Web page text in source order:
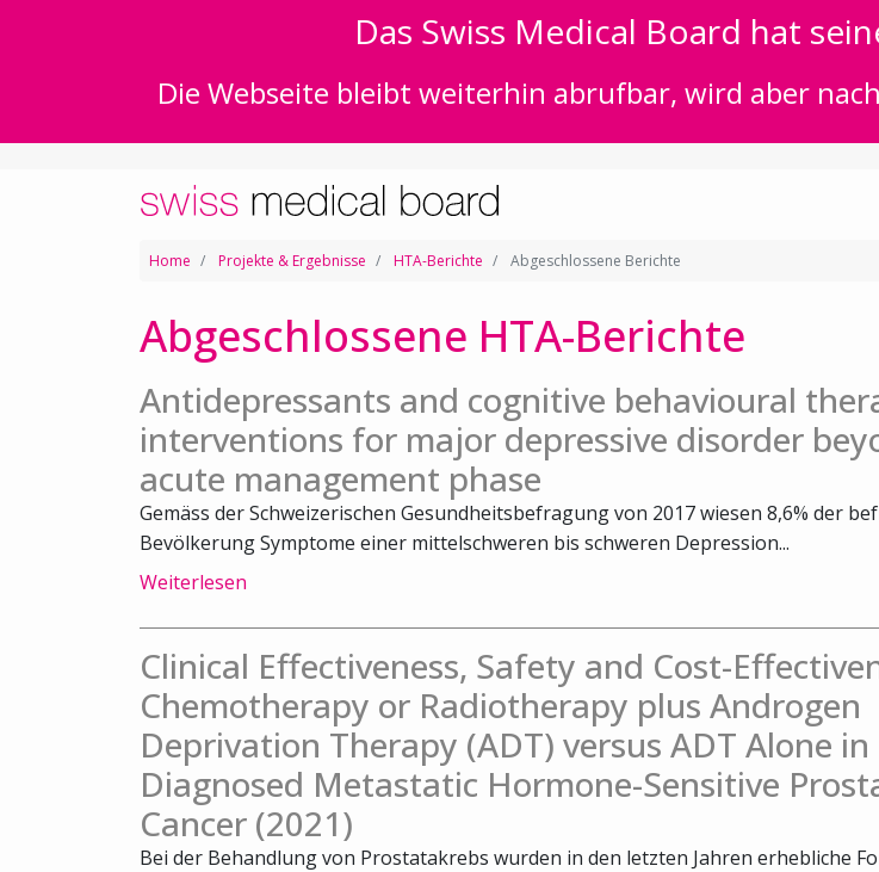
Das Swiss Medical Board hat
Die Webseite bleibt weiterhin abrufbar, wird aber
Home Projekte & Ergebnisse HTA-Berichte Abgeschlossene Berichte
Abgeschlossene HTA-Berichte
Antidepressants and cognitive behavioural
interventions for major depressive disorder
acute management phase
Gemäss der Schweizerischen Gesundheitsbefragung von 2017 wiesen 8,6% der
Bevölkerung Symptome einer mittelschweren bis schweren Depression...
Weiterlesen
Clinical Effectiveness, Safety and Cost-
Chemotherapy or Radiotherapy plus Androgen
Deprivation Therapy (ADT) versus ADT Alone
Diagnosed Metastatic Hormone-Sensitive
Cancer (2021)
Bei der Behandlung von Prostatakrebs wurden in den letzten Jahren erhebliche